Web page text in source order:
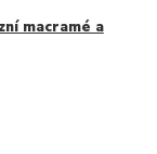
macramé a